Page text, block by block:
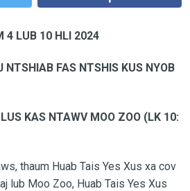
4 LUB 10 HLI 2024
NTSHIAB FAS NTSHIS KUS NYOB
KAS NTAWV MOO ZOO (LK 10:
thaum Huab Tais Yes Xus xa cov
lub Moo Zoo, Huab Tais Yes Xus